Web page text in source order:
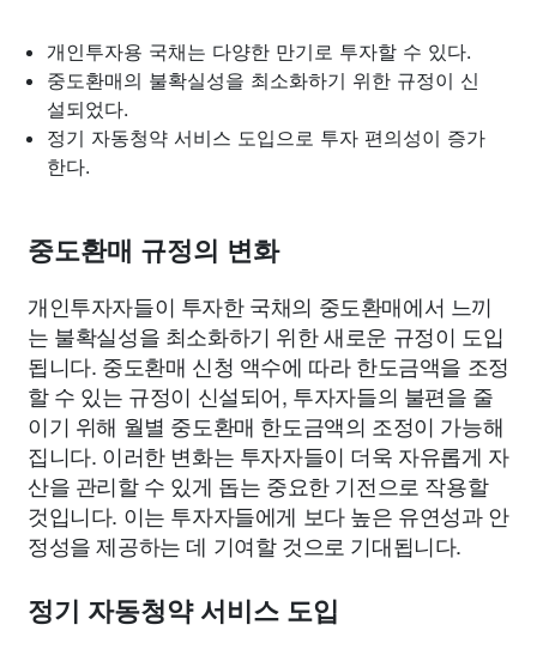
개인투자용 국채는 다양한 만기로 투자할 수 있다.
중도환매의 불확실성을 최소화하기 위한 규정이 신
설되었다.
정기 자동청약 서비스 도입으로 투자 편의성이 증가
한다.
중도환매 규정의 변화
개인투자자들이 투자한 국채의 중도환매에서 느끼
는 불확실성을 최소화하기 위한 새로운 규정이 도입
됩니다. 중도환매 신청 액수에 따라 한도금액을 조정
할 수 있는 규정이 신설되어, 투자자들의 불편을 줄
이기 위해 월별 중도환매 한도금액의 조정이 가능해
집니다. 이러한 변화는 투자자들이 더욱 자유롭게 자
산을 관리할 수 있게 돕는 중요한 기전으로 작용할
것입니다. 이는 투자자들에게 보다 높은 유연성과 안
정성을 제공하는 데 기여할 것으로 기대됩니다.
정기 자동청약 서비스 도입